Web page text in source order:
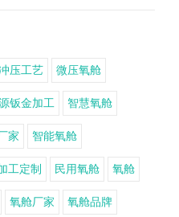
压工艺 微压氧舱
钣金加工 智慧氧舱
家 智能氧舱
工定制 民用氧舱 氧舱
氧舱厂家 氧舱品牌